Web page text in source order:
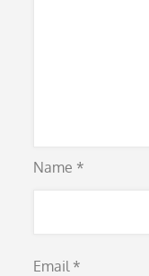
Name *
Email *